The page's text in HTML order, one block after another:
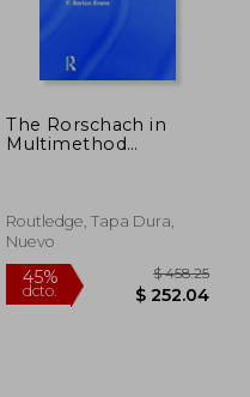
40%
The Rorschach in
Multimethod
Practical Applications
Routledge, Tapa Dura,
Nuevo